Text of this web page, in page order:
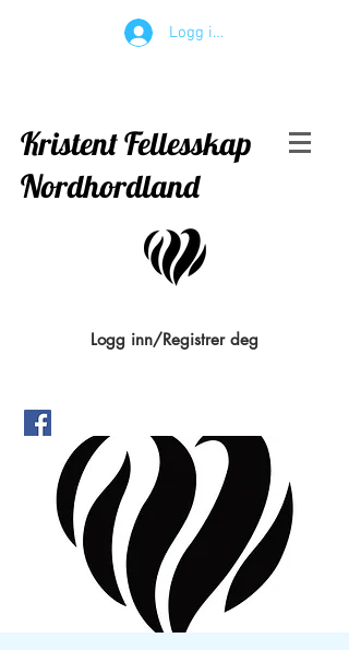
Logg inn
Kristent Fellesskap
Nordhordland
Logg inn/Registrer deg